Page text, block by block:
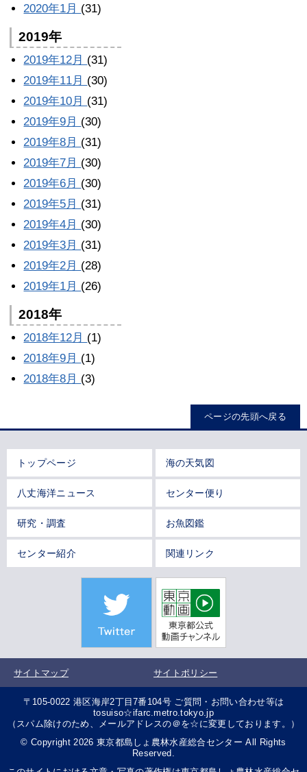
2020年1月 (31)
2019年
2019年12月 (31)
2019年11月 (30)
2019年10月 (31)
2019年9月 (30)
2019年8月 (31)
2019年7月 (30)
2019年6月 (30)
2019年5月 (31)
2019年4月 (30)
2019年3月 (31)
2019年2月 (28)
2019年1月 (26)
2018年
2018年12月 (1)
2018年9月 (1)
2018年8月 (3)
ページの先頭へ戻る
トップページ 海の天気図
八丈海洋ニュース センター便り
研究・調査 お魚図鑑
センター紹介 関連リンク
サイトマップ サイトポリシー
〒105-0022 港区海岸2丁目7番104号 ご質問・お問い合わせ等は
tosuiso☆ifarc.metro.tokyo.jp
（スパム除けのため、メールアドレスの＠を☆に変更しております。）
© Copyright 2026 東京都島しょ農林水産総合センター All Rights
Reserved.